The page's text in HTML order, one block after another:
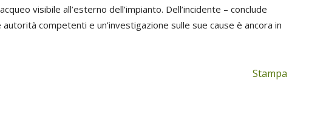
visibile all’esterno dell’impianto. Dell’incidente – conclude
competenti e un’investigazione sulle sue cause è ancora in
Stampa